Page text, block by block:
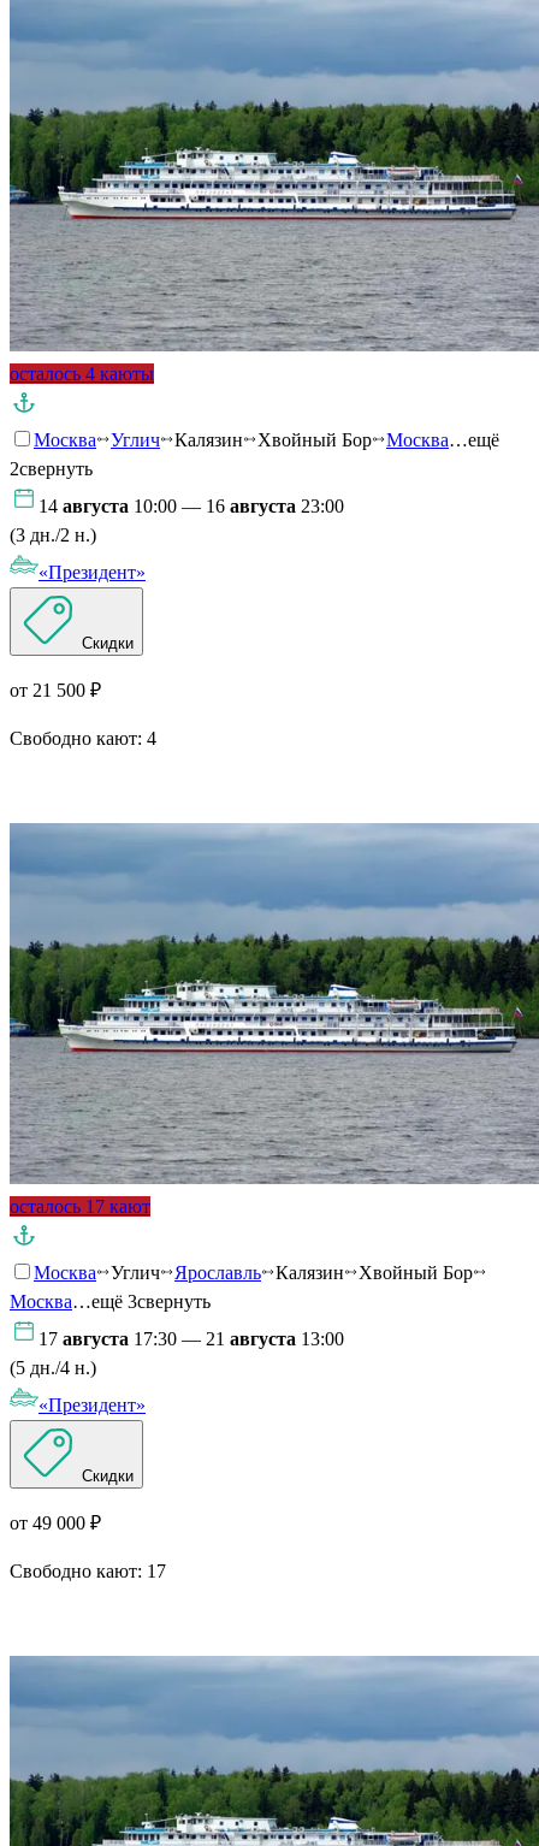
осталось 4 каюты
Москва Углич Калязин Хвойный Бор Москва…ещё
2свернуть
14 августа 10:00 — 16 августа 23:00
(3 дн./2 н.)
«Президент»
Скидки
от 21 500 ₽
Свободно кают: 4
осталось 17 кают
Москва Углич Ярославль Калязин
Хвойный Бор
Москва…ещё 3свернуть
17 августа 17:30 — 21 августа 13:00
(5 дн./4 н.)
«Президент»
Скидки
от 49 000 ₽
Свободно кают: 17